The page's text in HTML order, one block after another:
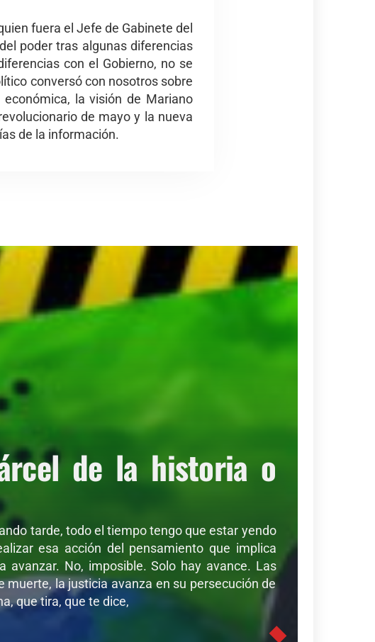
fuera el Jefe de Gabinete del
poder tras algunas diferencias
con el Gobierno, no se
conversó con nosotros sobre
la visión de Mariano
de mayo y la nueva
de la información.
de la historia o
tarde, todo el tiempo tengo que estar yendo
esa acción del pensamiento que implica
avanzar. No, imposible. Solo hay avance. Las
la justicia avanza en su persecución de
que tira, que te dice,